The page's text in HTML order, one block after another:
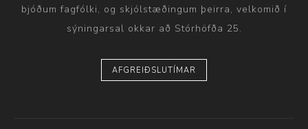
bjóðum fagfólki, og skjólstæðingum þeirra, velkomið í
sýningarsal okkar að Stórhöfða 25.
AFGREIÐSLUTÍMAR